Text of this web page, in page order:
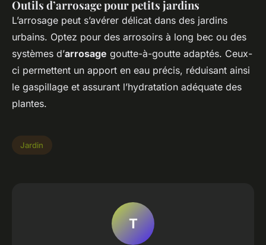
Outils d’arrosage pour petits jardins
L’arrosage peut s’avérer délicat dans des jardins
urbains. Optez pour des arrosoirs à long bec ou des
systèmes d’arrosage goutte-à-goutte adaptés. Ceux-
ci permettent un apport en eau précis, réduisant ainsi
le gaspillage et assurant l’hydratation adéquate des
plantes.
Jardin
T